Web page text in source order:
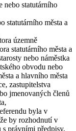
nebo statutárního
statutárního města a
územně
statutárního města a
nebo náměstka
obvodu nebo
a hlavního města
zastupitelstva
jmenovaných členů
byla v
by rozhodnutí v
právními předpisy,